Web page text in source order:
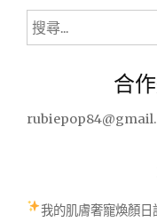
搜
尋
合
我的肌膚奢寵煥顏